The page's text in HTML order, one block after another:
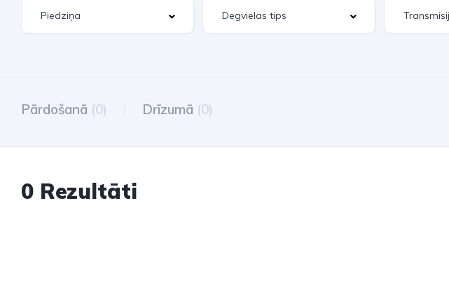
Pārdošanā (0) Drīzumā (0)
0 Rezultāti